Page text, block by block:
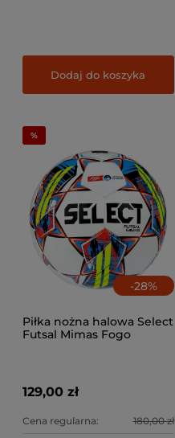
Dodaj do koszyka
-28%
Piłka nożna halowa Select
Futsal Mimas Fogo
129,00 zł
Cena regularna: 180,00 zł